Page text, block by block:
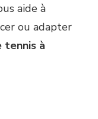
DE
TENNIS
MOUGINS
aide à
ou adapter
tennis à